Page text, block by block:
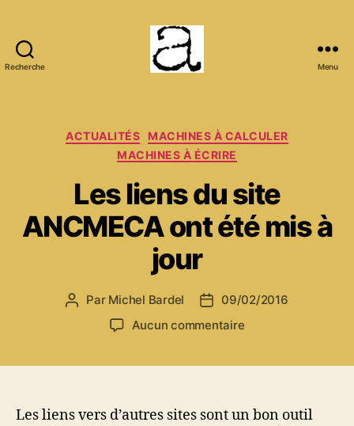
Recherche Menu
Catégories
ACTUALITÉS
MACHINES À CALCULER
MACHINES À ÉCRIRE
Les liens du site
ANCMECA ont été mis à
jour
Auteur
Par Michel Bardel
Date
de
09/02/2016
Aucun commentairesur
ANCMECA
Les liens vers d’autres sites sont un bon outil